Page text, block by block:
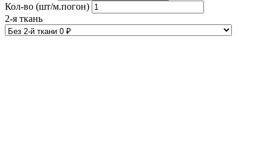
Кол-во (шт/м.погон)
2-я ткань